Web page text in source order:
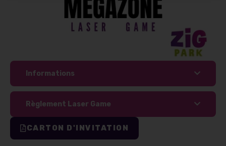
Informations
Règlement Laser Game
CARTON D'INVITATION